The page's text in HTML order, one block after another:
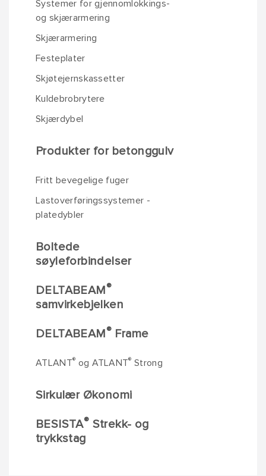
Systemer for gjennomlokkings-
og skjærarmering
Skjærarmering
Festeplater
Skjøtejernskassetter
Kuldebrobrytere
Skjærdybel
Produkter for betonggulv
Fritt bevegelige fuger
Lastoverføringssystemer -
platedybler
Boltede
søyleforbindelser
DELTABEAM®
samvirkebjelken
DELTABEAM® Frame
ATLANT® og ATLANT® Strong
Sirkulær Økonomi
BESISTA® Strekk- og
trykkstag